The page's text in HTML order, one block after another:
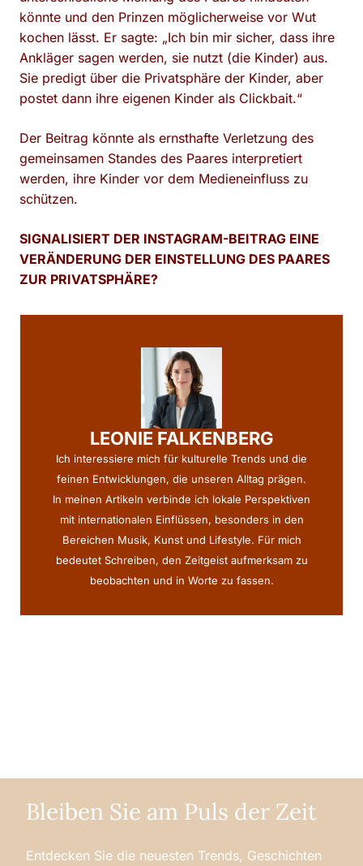
könnte und den Prinzen möglicherweise vor Wut
kochen lässt. Er sagte: „Ich bin mir sicher, dass ihre
Ankläger sagen werden, sie nutzt (die Kinder) aus.
Sie predigt über die Privatsphäre der Kinder, aber
postet dann ihre eigenen Kinder als Clickbait.“
Der Beitrag könnte als ernsthafte Verletzung des
gemeinsamen Standes des Paares interpretiert
werden, ihre Kinder vor dem Medieneinfluss zu
schützen.
SIGNALISIERT DER INSTAGRAM-BEITRAG EINE
VERÄNDERUNG DER EINSTELLUNG DES PAARES
ZUR PRIVATSPHÄRE?
LEONIE FALKENBERG
Ich interessiere mich für kulturelle Trends und die
feinen Entwicklungen, die unseren Alltag prägen.
In meinen Artikeln verbinde ich lokale Perspektiven
mit internationalen Einflüssen, besonders in den
Bereichen Musik, Kunst und Lifestyle. Für mich
bedeutet Schreiben, den Zeitgeist aufmerksam zu
beobachten und in Worte zu fassen.
Bleiben Sie am Puls der Zeit
Entdecken Sie die neuesten Trends, Geschichten